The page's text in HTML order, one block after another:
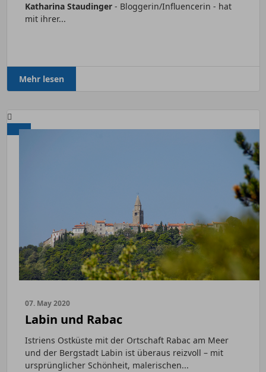
Katharina Staudinger- Bloggerin/Influencerin - hat
mit ihrer...
Mehr lesen
07. May 2020
Labin und Rabac
Istriens Ostküste mit der Ortschaft Rabac am Meer
und der Bergstadt Labin ist überaus reizvoll – mit
ursprünglicher Schönheit, malerischen...